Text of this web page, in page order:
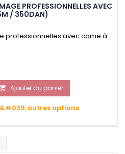
PROFESSIONNELLES AVEC
/ 350DAN)
professionnelles avec came à
et rapide d'utilisation.
vos chargements pendant
très résistante aux UV et aux
n'absorbe pas l'eau.
Ajouter au panier
options